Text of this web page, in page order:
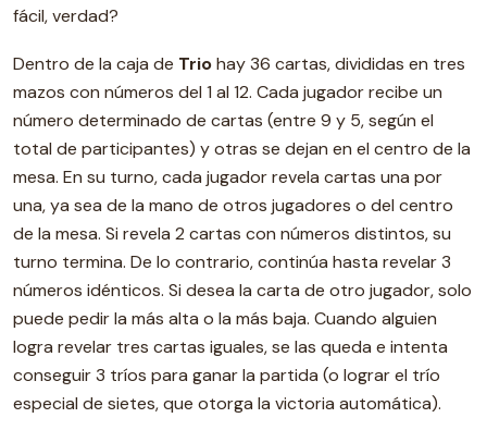
fácil, verdad?
Dentro de la caja de Triohay 36 cartas, divididas en tres
mazos con números del 1 al 12. Cada jugador recibe un
número determinado de cartas (entre 9 y 5, según el
total de participantes) y otras se dejan en el centro de la
mesa. En su turno, cada jugador revela cartas una por
una, ya sea de la mano de otros jugadores o del centro
de la mesa. Si revela 2 cartas con números distintos, su
turno termina. De lo contrario, continúa hasta revelar 3
números idénticos. Si desea la carta de otro jugador, solo
puede pedir la más alta o la más baja. Cuando alguien
logra revelar tres cartas iguales, se las queda e intenta
conseguir 3 tríos para ganar la partida (o lograr el trío
especial de sietes, que otorga la victoria automática).